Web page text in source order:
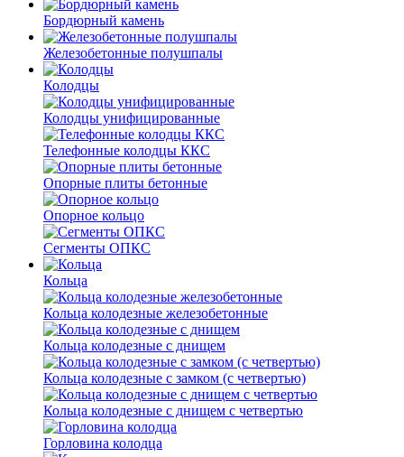
Бордюрный камень
Железобетонные полушпалы
Колодцы
Колодцы унифицированные
Телефонные колодцы ККС
Опорные плиты бетонные
Опорное кольцо
Сегменты ОПКС
Кольца
Кольца колодезные железобетонные
Кольца колодезные с днищем
Кольца колодезные с замком (с четвертью)
Кольца колодезные с днищем с четвертью
Горловина колодца